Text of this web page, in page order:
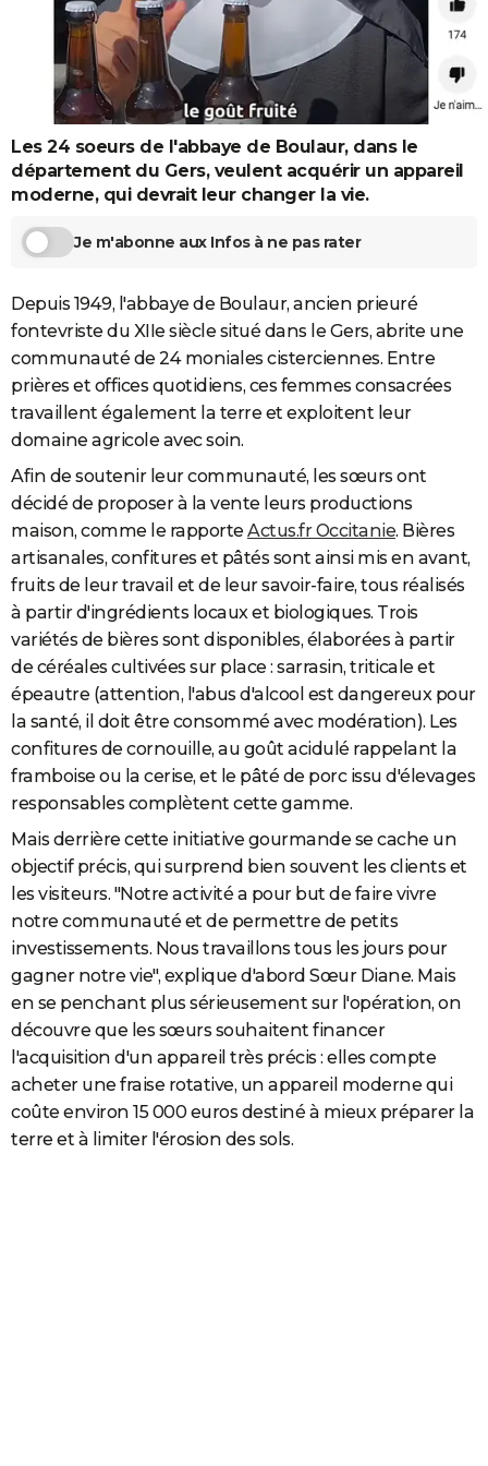
Destinations
City break
Voyage nature
Voyage de noces
PHOTO
GUIDES D'ACHAT
BONS PLANS
CARTE DE VOEUX
Carte de Noël
Carte Bonne année
Carte Saint-Valentin
Carte Pâques
Carte d'anniversaire
DICTIONNAIRE
Dictionnaire
Biographies
Citations
Expressions
Proverbes
PROGRAMME TV
S'inscrire
Se connecter
Lycées
Collèges
Primaires
Universités
Entreprises
Service militaire
Avis de recherche
AVIS DE DÉCÈS
FORUM
Bricolage
Lifestyle
Culture
Sport
Auto
Television
Voyage
Cinema
Les 24 soeurs de l'abbaye de Boulaur, dans le
département du Gers, veulent acquérir un appareil
moderne, qui devrait leur changer la vie.
Je m'abonne aux Infos à ne pas rater
Depuis 1949, l'abbaye de Boulaur, ancien prieuré
fontevriste du XIIe siècle situé dans le Gers, abrite une
communauté de 24 moniales cisterciennes. Entre
prières et offices quotidiens, ces femmes consacrées
travaillent également la terre et exploitent leur
domaine agricole avec soin.
Afin de soutenir leur communauté, les sœurs ont
décidé de proposer à la vente leurs productions
maison, comme le rapporte Actus.fr Occitanie. Bières
artisanales, confitures et pâtés sont ainsi mis en avant,
fruits de leur travail et de leur savoir-faire, tous réalisés
à partir d'ingrédients locaux et biologiques. Trois
variétés de bières sont disponibles, élaborées à partir
de céréales cultivées sur place : sarrasin, triticale et
épeautre (attention, l'abus d'alcool est dangereux pour
la santé, il doit être consommé avec modération). Les
confitures de cornouille, au goût acidulé rappelant la
framboise ou la cerise, et le pâté de porc issu d'élevages
responsables complètent cette gamme.
Mais derrière cette initiative gourmande se cache un
objectif précis, qui surprend bien souvent les clients et
les visiteurs. "Notre activité a pour but de faire vivre
notre communauté et de permettre de petits
investissements. Nous travaillons tous les jours pour
gagner notre vie", explique d'abord Sœur Diane. Mais
en se penchant plus sérieusement sur l'opération, on
découvre que les sœurs souhaitent financer
l'acquisition d'un appareil très précis : elles compte
acheter une fraise rotative, un appareil moderne qui
coûte environ 15 000 euros destiné à mieux préparer la
terre et à limiter l'érosion des sols.